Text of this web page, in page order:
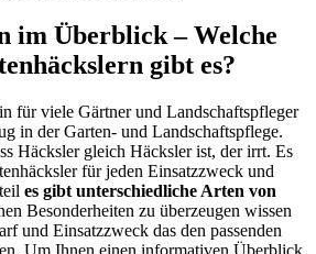
im Überblick – Welche
gibt es?
für viele Gärtner und Landschaftspfleger
in der Garten- und Landschaftspflege.
Häcksler gleich Häcksler ist, der irrt. Es
für jeden Einsatzzweck und
es gibt unterschiedliche Arten von
Besonderheiten zu überzeugen wissen
und Einsatzzweck das den passenden
Um Ihnen einen informativen Überblick